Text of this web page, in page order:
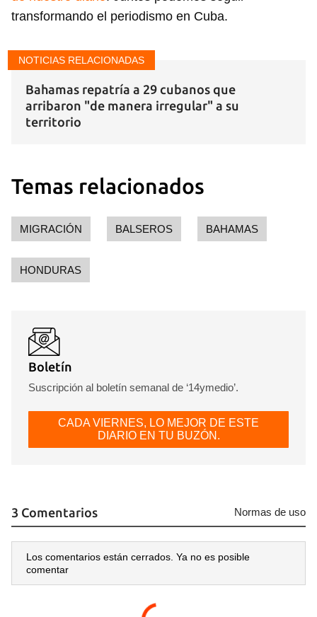
Guardar como favorito
iniciar sesión con tu cuenta de 14ymedio.
transformando el periodismo en Cuba.
NOTICIAS RELACIONADAS
Bahamas repatría a 29 cubanos que
arribaron "de manera irregular" a su
territorio
Temas relacionados
MIGRACIÓN BALSEROS BAHAMAS
HONDURAS
Boletín
Suscripción al boletín semanal de ‘14ymedio’.
CADA VIERNES, LO MEJOR DE ESTE
DIARIO EN TU BUZÓN.
3 Comentarios Normas de uso
Los comentarios están cerrados. Ya no es posible
comentar